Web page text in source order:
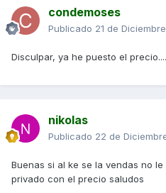
condemoses
Publicado 21 de
Disculpar, ya he puesto el
nikolas
Publicado 22 de
Buenas si al ke se la vendas no
privado con el precio saludos